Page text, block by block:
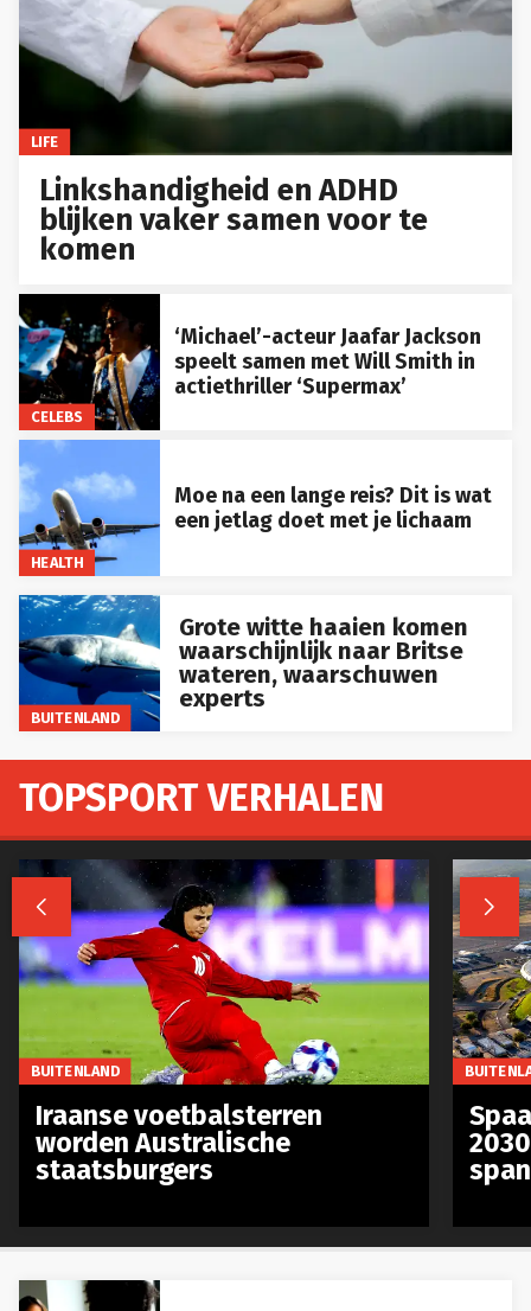
LIFE
Linkshandigheid en ADHD
blijken vaker samen voor te
komen
CELEBS
‘Michael’-acteur Jaafar Jackson
speelt samen met Will Smith in
actiethriller ‘Supermax’
HEALTH
Moe na een lange reis? Dit is wat
een jetlag doet met je lichaam
BUITENLAND
Grote witte haaien komen
waarschijnlijk naar Britse
wateren, waarschuwen
experts
TOPSPORT VERHALEN
 
BUITENLAND
Iraanse voetbalsterren
worden Australische
staatsburgers